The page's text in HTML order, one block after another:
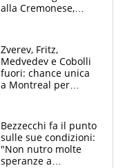
alla Cremonese,
Zverev, Fritz,
Medvedev e Cobolli
fuori: chance unica
a Montreal per
attacca le palline
Bezzecchi fa il punto
sulle sue condizioni:
"Non nutro molte
speranze a